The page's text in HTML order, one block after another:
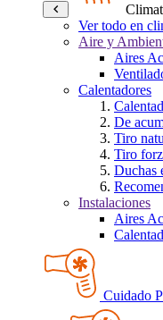
Ver todo en
Aire y
Aires
Calentadores
De
Tiro
Tiro
Duchas
Instalaciones
Aires
Cuidado